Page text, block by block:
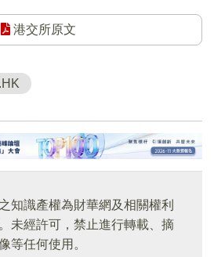
港交所原文
知識產權為財華網及相關權利
未經許可，禁止進行轉載、摘
等任何使用。